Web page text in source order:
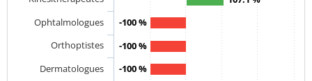
-100 %
-100 %
-100 %
Ophtalmologues
Orthoptistes
Dermatologues